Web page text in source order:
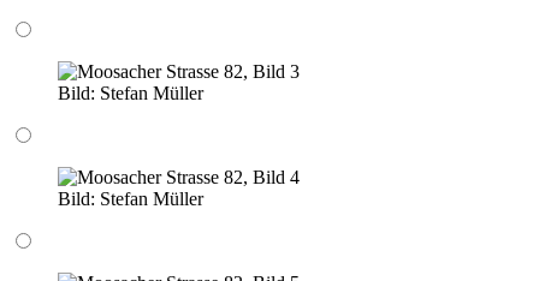
Bild: Stefan Müller
Bild: Stefan Müller